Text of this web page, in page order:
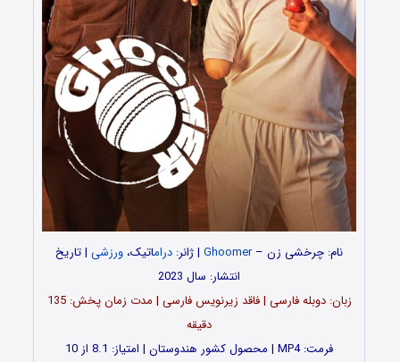
نام: چرخشی زن –Ghoomer | ژانر: دراماتیک، ورزشی | تاریخ
انتشار: سال 2023
زبان: دوبله فارسی | فاقد زیرنویس فارسی | مدت زمان پخش: 135
دقیقه
فرمت: MP4 | محصول کشور هندوستان | امتیاز: 8.1 از 10